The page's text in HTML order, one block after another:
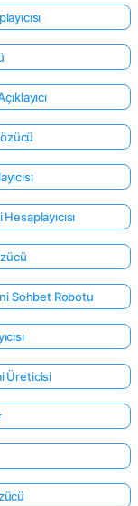
Sohbet Robotu
Üreticisi